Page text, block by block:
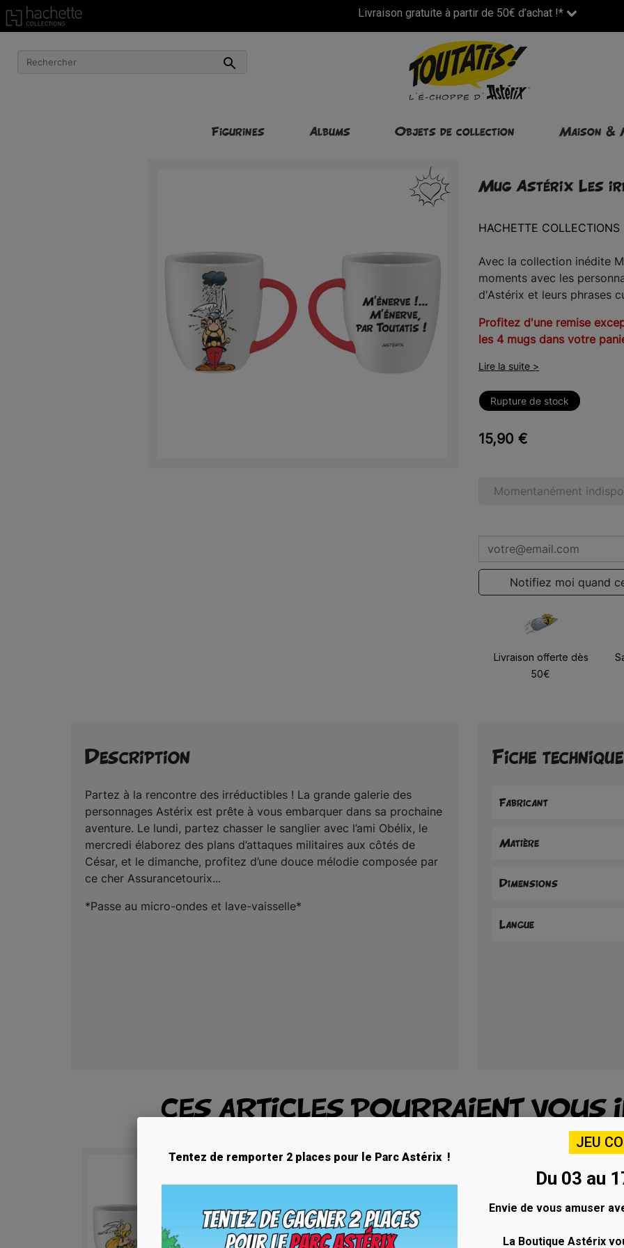
Livraison gratuite à partir de 50€ d’achat !* Livraison gratuite à partir de 50€ d’achat !*

Figurines Albums Objets de collection Maison &
Mug Astérix Les
HACHETTE COLLECTIONS
Avec la collection inédite
moments avec les
d'Astérix et leurs phrases
Profitez d'une remise
les 4 mugs dans votre
Lire la suite >
Rupture de stock
15,90 €
Momentanément
Notifiez moi quand
Livraison offerte dès
50€
Description
Partez à la rencontre des irréductibles ! La grande galerie des
personnages Astérix est prête à vous embarquer dans sa prochaine
aventure. Le lundi, partez chasser le sanglier avec l’ami Obélix, le
mercredi élaborez des plans d’attaques militaires aux côtés de
César, et le dimanche, profitez d’une douce mélodie composée par
ce cher Assurancetourix...
*Passe au micro-ondes et lave-vaisselle*
Fiche technique
Fabricant
Matière
Dimensions
Langue
CES ARTICLES POURRAIENT VOUS
Tentez de remporter 2 places pour le Parc Astérix !
JEU
Du 03 au
Envie de vous amuser
La Boutique Astérix